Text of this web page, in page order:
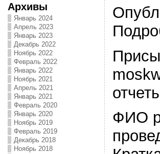
Архивы
Январь 2024
Апрель 2023
Январь 2023
Декабрь 2022
Ноябрь 2022
Февраль 2022
Январь 2022
Ноябрь 2021
Апрель 2021
Январь 2021
Февраль 2020
Январь 2020
Ноябрь 2019
Февраль 2019
Декабрь 2018
Ноябрь 2018
ФИО